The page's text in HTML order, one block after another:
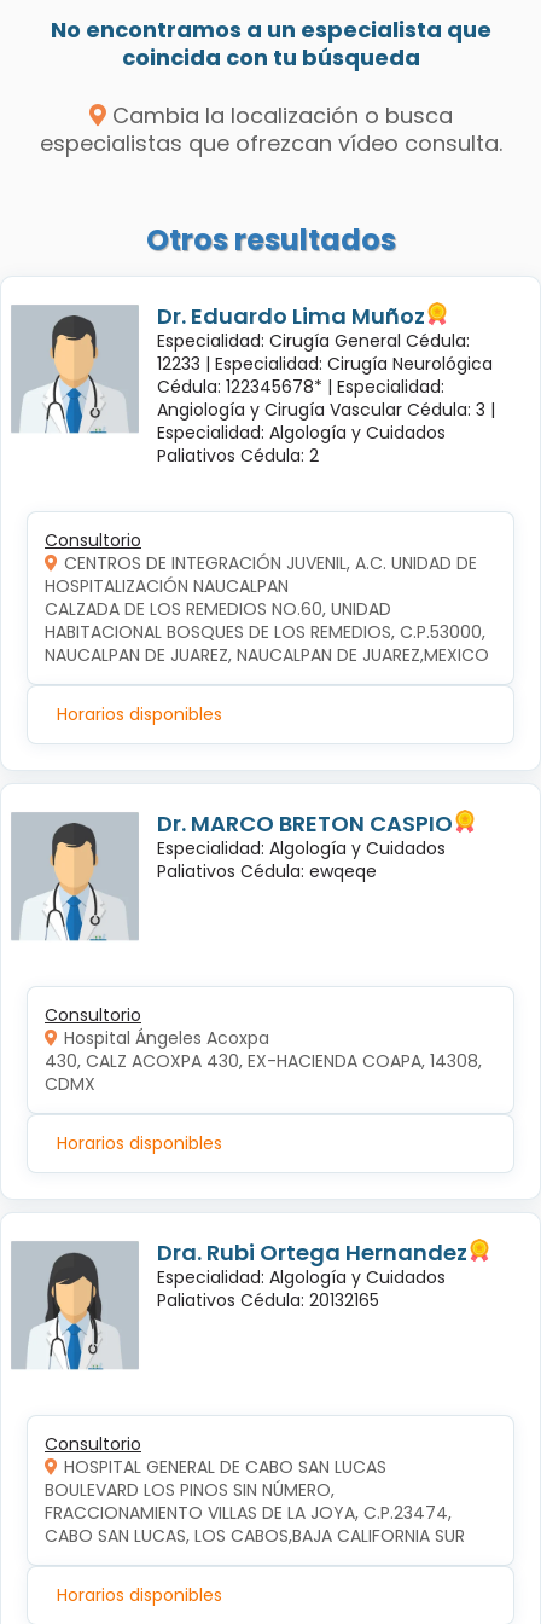
No encontramos a un especialista que
coincida con tu búsqueda
Cambia la localización o busca
especialistas que ofrezcan vídeo consulta.
Otros resultados
Dr. Eduardo Lima Muñoz
Especialidad: Cirugía General Cédula:
12233 | Especialidad: Cirugía Neurológica
Cédula: 122345678* | Especialidad:
Angiología y Cirugía Vascular Cédula: 3 |
Especialidad: Algología y Cuidados
Paliativos Cédula: 2
Consultorio
CENTROS DE INTEGRACIÓN JUVENIL, A.C. UNIDAD DE
HOSPITALIZACIÓN NAUCALPAN
CALZADA DE LOS REMEDIOS NO.60, UNIDAD
HABITACIONAL BOSQUES DE LOS REMEDIOS, C.P.53000,
NAUCALPAN DE JUAREZ, NAUCALPAN DE JUAREZ,MEXICO
Horarios disponibles
Dr. MARCO BRETON CASPIO
Especialidad: Algología y Cuidados
Paliativos Cédula: ewqeqe
Consultorio
Hospital Ángeles Acoxpa
430, CALZ ACOXPA 430, EX-HACIENDA COAPA, 14308,
CDMX
Horarios disponibles
Dra. Rubi Ortega Hernandez
Especialidad: Algología y Cuidados
Paliativos Cédula: 20132165
Consultorio
HOSPITAL GENERAL DE CABO SAN LUCAS
BOULEVARD LOS PINOS SIN NÚMERO,
FRACCIONAMIENTO VILLAS DE LA JOYA, C.P.23474,
CABO SAN LUCAS, LOS CABOS,BAJA CALIFORNIA SUR
Horarios disponibles